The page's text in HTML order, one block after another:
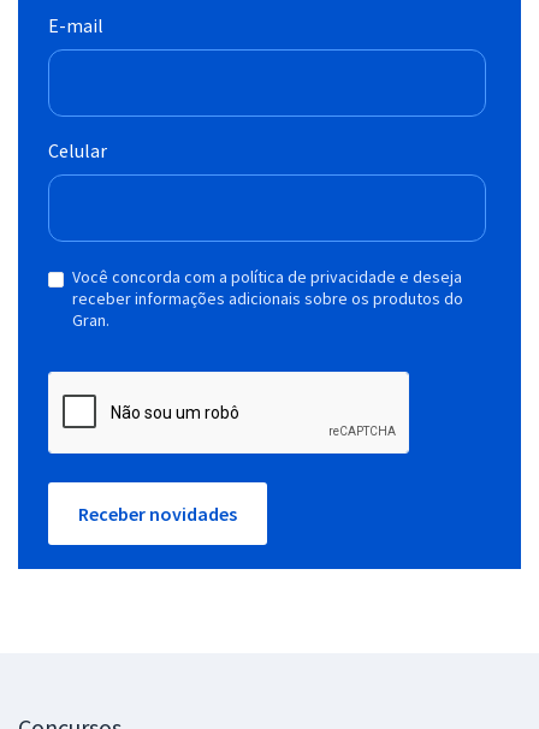
E-mail
Celular
Você concorda com a política de privacidade e deseja
receber informações adicionais sobre os produtos do
Gran.
Receber novidades